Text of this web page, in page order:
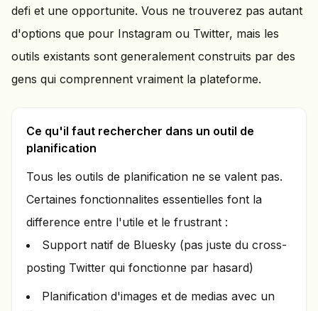
defi et une opportunite. Vous ne trouverez pas autant
d'options que pour Instagram ou Twitter, mais les
outils existants sont generalement construits par des
gens qui comprennent vraiment la plateforme.
Ce qu'il faut rechercher dans un outil de
planification
Tous les outils de planification ne se valent pas.
Certaines fonctionnalites essentielles font la
difference entre l'utile et le frustrant :
Support natif de Bluesky (pas juste du cross-
posting Twitter qui fonctionne par hasard)
Planification d'images et de medias avec un